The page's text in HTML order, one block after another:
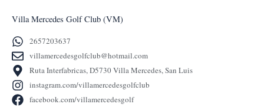
Villa Mercedes Golf Club (VM)
2657203637
villamercedesgolfclub@hotmail.com
Ruta Interfabricas, D5730 Villa Mercedes, San Luis
instagram.com/villamercedesgolfclub
facebook.com/villamercedesgolf